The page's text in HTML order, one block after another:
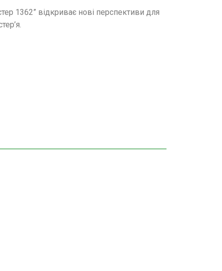
1362” відкриває нові перспективи для